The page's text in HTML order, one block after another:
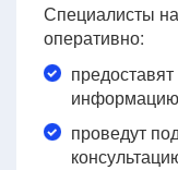
Специалисты
оперативно:
проведут